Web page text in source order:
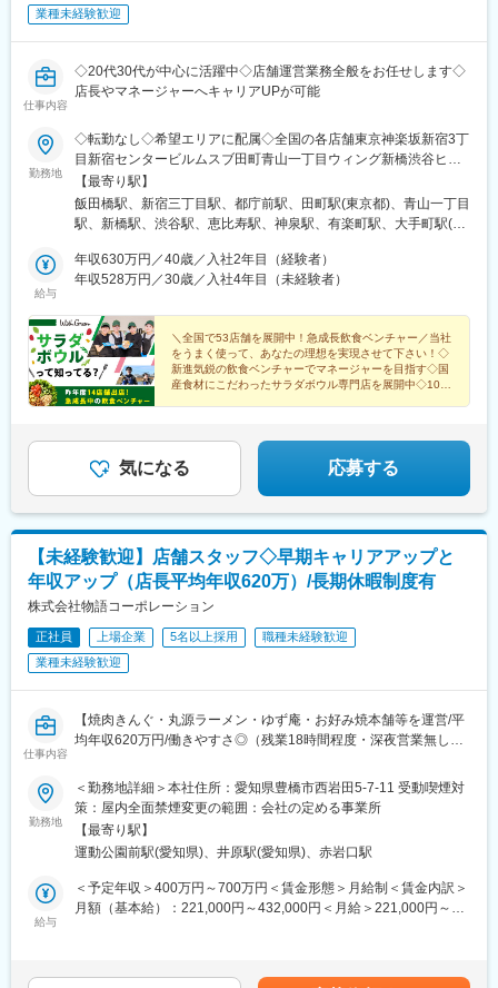
線)、六本木駅、広瀬通駅、小池駅、駅前駅、南越谷駅、人形町
駅、本川越駅、多摩境駅、川口駅、八乙女駅、ジヤトコ前駅、安
小金井駅、南久留米駅、荒井駅(宮城県)、安芸長束駅、春日井駅
(中央本線)、千代県庁口駅、豊春駅、太田駅(群馬県)、新下関駅、
門駅(愛知県)、小手指駅、赤塚駅、平田町駅、春日川駅、田中口
駅、三ツ境駅、東海学園前駅、西若松駅、五井駅、阿漕駅、高横
須賀駅、大元駅、静岡駅、霞ケ浦駅、矢部駅、牛久保駅、八幡駅
(静岡県)、柏の葉キャンパス駅、泉中央駅、卸町駅(宮城県)、愛甲
石田駅、つくば駅、古庄駅、三河安城駅、谷塚駅、足利市駅、富
沢駅、朝倉駅(愛知県)、大磯駅、佐伯区役所前駅、湘南深沢駅、播
磨高岡駅、君津駅、備前三門駅、足羽山公園口駅、西川田駅、宮
山駅、宮原駅、若林駅(愛知県)、宇宿一丁目駅、柚須駅、弥生駅、
網干駅、衣笠駅、ひろせ野鳥の森駅、富士宮駅、野里駅、橋本駅
南駅、尾張一宮駅、深谷駅、新瀬戸駅、日永駅、香川駅、志布志
駅、田尾寺駅、調布駅、雀宮駅、昭島駅、下永谷駅、井の頭公園
駅、下飯田駅、平塚駅、新居浜駅、南浦和駅、吉原本町駅、鴨宮
駅、比良駅(愛知県)、初富駅、螢田駅、朝霞台駅、赤坂駅(東京
都)、六浦駅、千葉寺駅、中百舌鳥駅、港南中央駅、笠寺駅、竹ノ
中山駅、柴崎駅、石津北駅、五反野駅、江戸橋駅、泉福寺駅、船
橋競馬場駅、新越谷駅、桃山南口駅、新大津駅、駒川中野駅、八
景島駅、八景水谷駅、和泉多摩川駅、ときわ台駅(東京都)、屋島
駅、鶴見緑地駅、海老名駅(相鉄・小田急)、乃木坂駅、青葉通一番
町駅、駅前大通駅、水天宮前駅、川越駅、宇宿駅、和歌山駅、太
子堂駅、二軒茶屋駅(鹿児島県)、西新井大師西駅、布田駅、新鎌ケ
谷駅、溜池山王駅、川崎駅、田原町駅(東京都)、下総中山駅、石津
駅(大阪府)、新正駅、六地蔵駅(京都市営)、海の公園南口駅、琴電
屋島駅、勾当台公園駅、豊橋駅、茅場町駅、川越市駅、脇田駅、
赤坂見附駅、浅草駅
業種未経験歓迎
仕事内容
◇20代30代が中心に活躍中◇店舗運営業務全般をお任せします◇
店長やマネージャーへキャリアUPが可能
勤務地
◇転勤なし◇希望エリアに配属◇全国の各店舗東京神楽坂新宿3丁
目新宿センタービルムスブ田町青山一丁目ウィング新橋渋谷ヒカ
リエShinQs東横のれん街恵比寿渋谷道玄坂通有楽町イトシア大手
町日本橋高島屋S.C.銀座ノボ丸の内オアゾ東京ミッドタウン八重
洲自由が丘北千住マルイ東京ドームシティ ラクーア羽田空港第1
ミネ荻窪池袋神奈川FOOD&TIME ISETAN YOKOHAMA横浜ポルタ
アトレ川崎埼玉ルミネ大宮浦和パルコ千葉成田空港第１ターミナ
ンロード名古屋ユニモール名古屋栄セントラルパーク京都京都ラ
クエ四条烏丸京都高島屋S.C.大阪エキマルシェ大阪大丸梅田ホワ
イティ梅田クリスタ長堀ディアモール大阪兵庫神戸さんちか阪急
西宮ガーデンズ岡山岡山一番街店広島ミナモア広島店福岡アミュ
プラザ博多天神地下街ONE FUKUOKA BLDG.
【最寄り駅】
飯田橋駅、新宿三丁目駅、都庁前駅、田町駅(東京都)、青山一丁目
駅、新橋駅、渋谷駅、恵比寿駅、神泉駅、有楽町駅、大手町駅(東
自由が丘駅、錦糸町駅、北千住駅、後楽園駅、羽田空港第２ター
ミナル駅(東京モノレール・ＡＮＡ利用)、荻窪駅、吉祥寺駅、立川
山おおたかの森駅、栄駅(愛知県)、名鉄名古屋駅、国際センター
駅、久屋大通駅、四条駅(京都市営)、京都河原町駅、東梅田駅、大
阪駅、長堀橋駅、神戸三宮駅(阪急・神戸高速)、西宮北口駅、岡山
駅、広島駅、博多駅、西鉄福岡駅、天神駅、牛込神楽坂駅、新宿
駅(東京メトロ)、新宿西口駅、三田駅(東京都)、乃木坂駅、内幸町
京都)、井の頭公園駅、立川北駅、神奈川駅、新高島駅、京急川崎
駅、栄町駅(愛知県)、近鉄名古屋駅、烏丸駅、祇園四条駅、梅田駅
(地下鉄)、心斎橋駅、大阪梅田駅(阪神線)、神戸三宮駅(阪神)、岡
都)、奥沢駅、水道橋駅、立川南駅、高島町駅、矢場町駅、名古屋
駅、烏丸御池駅、三条駅(京都府)、大阪梅田駅(阪急線)、堺筋本町
駅、三宮駅(神戸市営)、西川緑道公園駅、猿猴橋町駅、天神南駅
給与
年収630万円／40歳／入社2年目（経験者）
年収528万円／30歳／入社4年目（未経験者）
＼全国で53店舗を展開中！急成長飲食ベンチャー／当社
をうまく使って、あなたの理想を実現させて下さい！◇
新進気鋭の飲食ベンチャーでマネージャーを目指す◇国
産食材にこだわったサラダボウル専門店を展開中◇100
気になる 応募する
【未経験歓迎】店舗スタッフ◇早期キャリアアップと
年収アップ（店長平均年収620万）/長期休暇制度有
株式会社物語コーポレーション
正社員 上場企業 5名以上採用
職種未経験歓迎
業種未経験歓迎
仕事内容
【焼肉きんぐ・丸源ラーメン・ゆず庵・お好み焼本舗等を運営/平
均年収620万円/働きやすさ◎（残業18時間程度・深夜営業無し・
上場企業/深夜営業無】
～焼肉きんぐ・丸源ラーメン等運営しており、昨年の売上は840
億円（富士経済「外食産業マーケティング便覧2024」参照）と焼
肉チェーン業界1位！～
配属先はあなたの経験、希望を考慮して決定します。あなたなり
のアイデアで人気店を作り上げてください！
■業務内容
ど、幅広い業務を担当します。
勤務地
＜勤務地詳細＞本社住所：愛知県豊橋市西岩田5-7-11 受動喫煙対
策：屋内全面禁煙変更の範囲：会社の定める事業所
【最寄り駅】
運動公園前駅(愛知県)、井原駅(愛知県)、赤岩口駅
給与
＜予定年収＞400万円～700万円＜賃金形態＞月給制＜賃金内訳＞
月額（基本給）：221,000円～432,000円＜月給＞221,000円～